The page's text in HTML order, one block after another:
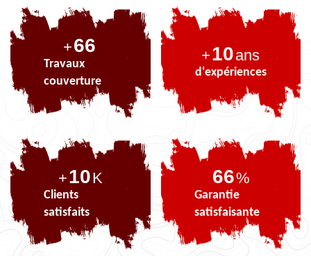
+81
Travaux
couverture
+10ans
d'expériences
+10K
Clients
satisfaits
81%
Garantie
satisfaisante